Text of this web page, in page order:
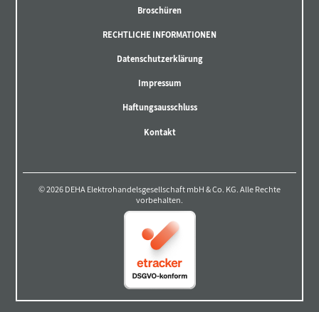
Broschüren
RECHTLICHE INFORMATIONEN
Datenschutzerklärung
Impressum
Haftungsausschluss
Kontakt
© 2026 DEHA Elektrohandelsgesellschaft mbH & Co. KG. Alle Rechte
vorbehalten.